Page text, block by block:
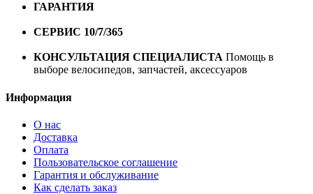
ГАРАНТИЯ
СЕРВИС 10/7/365
КОНСУЛЬТАЦИЯ СПЕЦИАЛИСТА Помощь в
выборе велосипедов, запчастей, аксессуаров
Информация
О нас
Доставка
Оплата
Пользовательское соглашение
Гарантия и обслуживание
Как сделать заказ